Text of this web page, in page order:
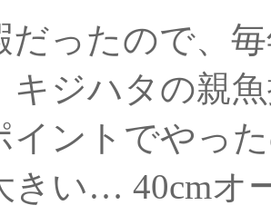
だったので、
キジハタの親
イントでやっ
きい… 40cmオ